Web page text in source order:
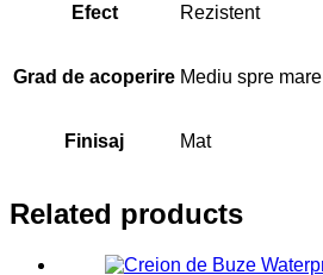
Efect Rezistent
Grad de acoperire Mediu spre mare
Finisaj Mat
Related products